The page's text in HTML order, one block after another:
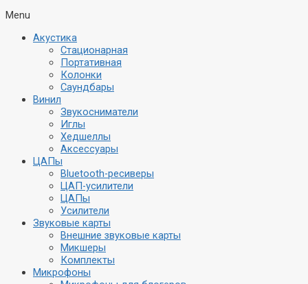
Menu
Акустика
Стационарная
Портативная
Колонки
Саундбары
Винил
Звукосниматели
Иглы
Хедшеллы
Аксессуары
ЦАПы
Bluetooth-ресиверы
ЦАП-усилители
ЦАПы
Усилители
Звуковые карты
Внешние звуковые карты
Микшеры
Комплекты
Микрофоны